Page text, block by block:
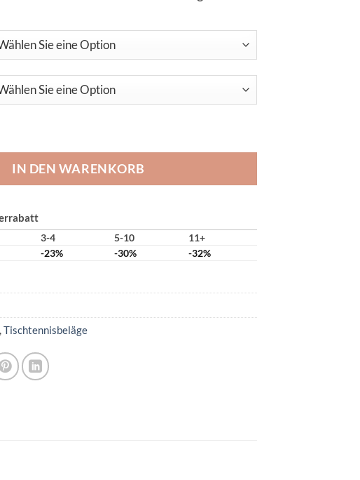
Flow Chop Menge
IN DEN WARENKORB
3-4 5-10
11+
-23% -30% -32%
,Tischtennisbeläge